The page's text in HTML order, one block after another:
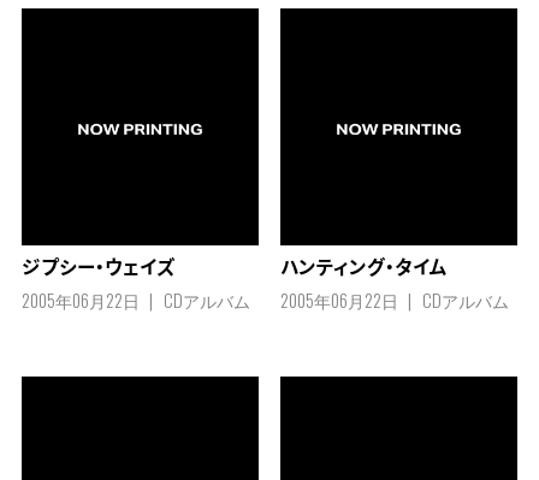
ジプシー・ウェイズ
2005年06月22日 CDアルバム
ハンティング・タイム
2005年06月22日 CDアルバム